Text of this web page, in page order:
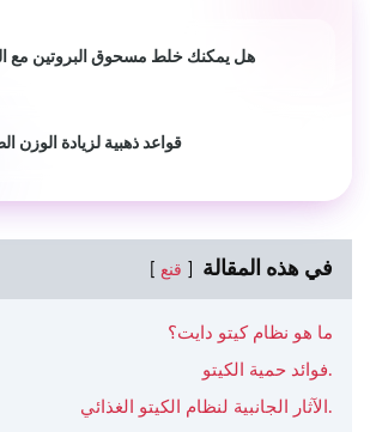
هل يمكنك خلط مسحوق البروتين مع
14 قواعد ذهبية لزيادة الوزن
في هذه المقالة قنع
ما هو نظام كيتو دايت؟
فوائد حمية الكيتو.
الآثار الجانبية لنظام الكيتو الغذائي.